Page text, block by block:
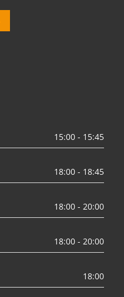
15:00 - 15:45
18:00 - 18:45
18:00 - 20:00
18:00 - 20:00
18:00